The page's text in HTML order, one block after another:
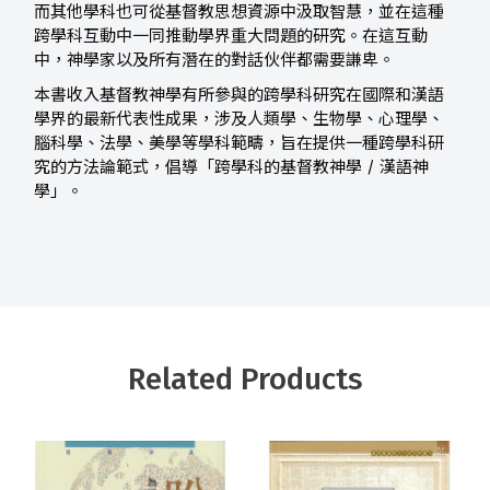
而其他學科也可從基督教思想資源中汲取智慧，並在這種
跨學科互動中一同推動學界重大問題的研究。在這互動
中，神學家以及所有潛在的對話伙伴都需要謙卑。
本書收入基督教神學有所參與的跨學科研究在國際和漢語
學界的最新代表性成果，涉及人類學、生物學、心理學、
腦科學、法學、美學等學科範疇，旨在提供一種跨學科研
究的方法論範式，倡導「跨學科的基督教神學 / 漢語神
學」。
Related Products